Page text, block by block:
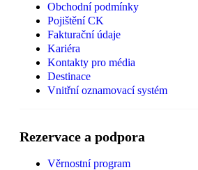
Obchodní podmínky
Pojištění CK
Fakturační údaje
Kariéra
Kontakty pro média
Destinace
Vnitřní oznamovací systém
Rezervace a podpora
Věrnostní program